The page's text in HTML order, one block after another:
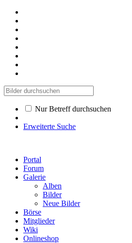
Nur Betreff durchsuchen
Erweiterte Suche
Portal
Forum
Galerie
Alben
Bilder
Neue Bilder
Börse
Mitglieder
Wiki
Onlineshop